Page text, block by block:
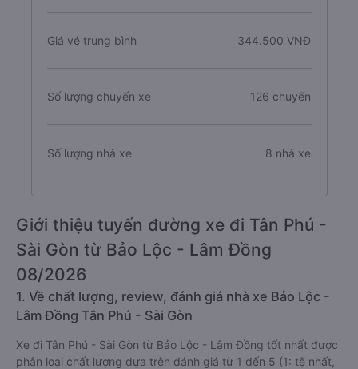
Giá vé trung bình 344.500 VNĐ
Số lượng chuyến xe 126 chuyến
Số lượng nhà xe 8 nhà xe
Giới thiệu tuyến đường xe đi Tân Phú -
Sài Gòn từ Bảo Lộc - Lâm Đồng
08/2026
1. Về chất lượng, review, đánh giá nhà xe Bảo Lộc -
Lâm Đồng Tân Phú - Sài Gòn
Xe đi Tân Phú - Sài Gòn từ Bảo Lộc - Lâm Đồng tốt nhất được
phân loại chất lượng dựa trên đánh giá từ 1 đến 5 (1: tệ nhất,